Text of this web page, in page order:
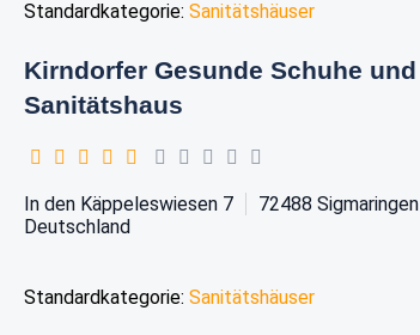
Standardkategorie: Sanitätshäuser
Kirndorfer Gesunde Schuhe und
Sanitätshaus
In den Käppeleswiesen 7 72488 Sigmaringen
Deutschland
Standardkategorie: Sanitätshäuser